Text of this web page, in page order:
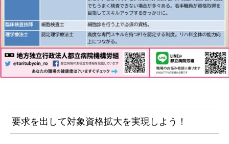
要求を出して対象資格拡大を実現しよう！